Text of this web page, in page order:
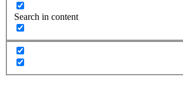
Search in content